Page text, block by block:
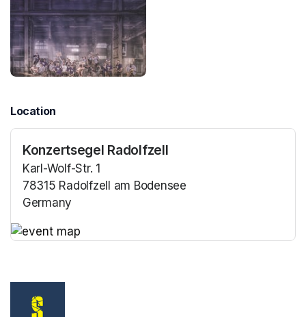
Location
Konzertsegel Radolfzell
Karl-Wolf-Str. 1
78315 Radolfzell am Bodensee
Germany